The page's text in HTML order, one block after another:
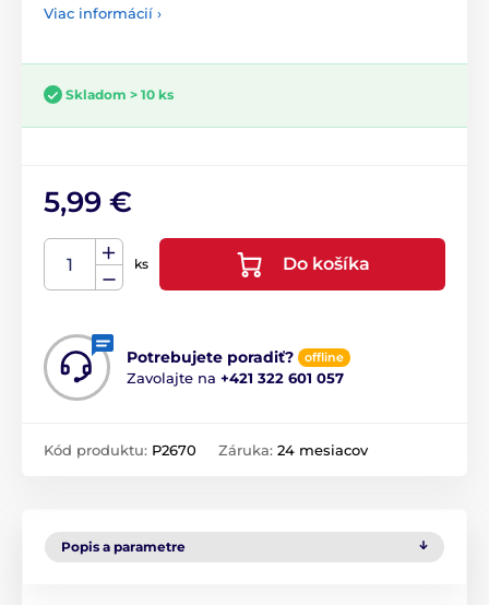
Viac informácií ›
Skladom > 10 ks
5,99 €
ks Do košíka
Potrebujete poradiť? offline
Zavolajte na +421 322 601 057
Kód produktu: P2670 Záruka: 24 mesiacov
Popis a parametre